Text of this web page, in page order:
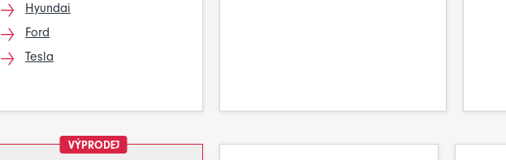
Hyundai
Ford
Tesla
VÝPRODEJ